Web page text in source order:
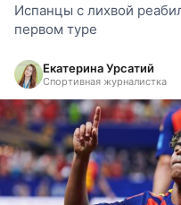
Испанцы с лихвой
первом туре
Екатерина Урсатий
Спортивная журналистка